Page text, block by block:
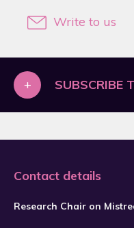
2017
2018
2022
2023
Write to us
+ SUBSCRIBE
Contact details
Research Chair on